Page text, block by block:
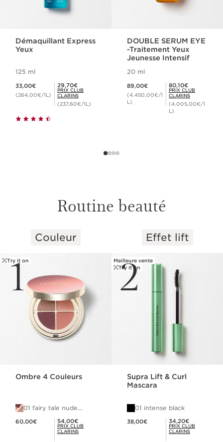
Démaquillant Express
Yeux
125 ml
33,00€
(264,00€/1L)
Prix Club Clarins 29,70€
29,70€
PRIX CLUB
CLARINS
(237,60€/1L)
DOUBLE SERUM EYE
-Traitement Yeux
Jeunesse Intensif
20 ml
89,00€
(4.450,00€/1
L)
Prix Club Clarins 80,10€
80,10€
PRIX CLUB
CLARINS
(4.005,00€/1
L)
Routine beauté
ALLER AU CONTENU
Couleur
1
Try it on
Ombre 4 Couleurs
01 fairy tale nude
60,00€ Prix Club Clarins 54,00€
54,00€
PRIX CLUB
CLARINS
Effet lift
2
Meilleure vente
Try it on
Supra Lift & Curl
Mascara
01 intense black
38,00€ Prix Club Clarins 34,20€
34,20€
PRIX CLUB
CLARINS